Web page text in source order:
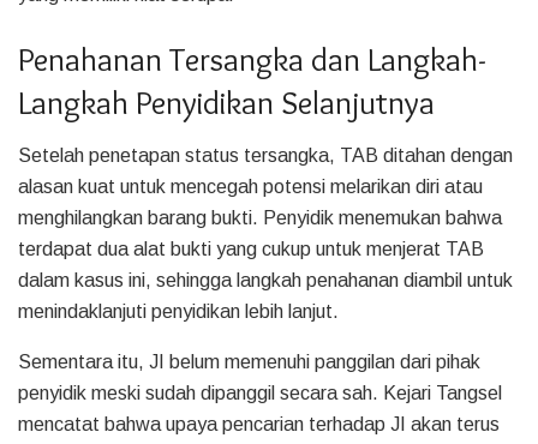
Penahanan Tersangka dan Langkah-
Langkah Penyidikan Selanjutnya
Setelah penetapan status tersangka, TAB ditahan dengan
alasan kuat untuk mencegah potensi melarikan diri atau
menghilangkan barang bukti. Penyidik menemukan bahwa
terdapat dua alat bukti yang cukup untuk menjerat TAB
dalam kasus ini, sehingga langkah penahanan diambil untuk
menindaklanjuti penyidikan lebih lanjut.
Sementara itu, JI belum memenuhi panggilan dari pihak
penyidik meski sudah dipanggil secara sah. Kejari Tangsel
mencatat bahwa upaya pencarian terhadap JI akan terus